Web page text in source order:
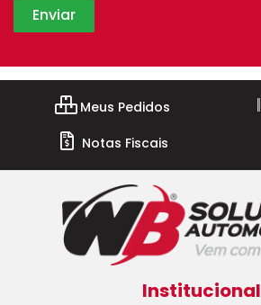
Meus Pedidos
Notas Fiscais
Institucional